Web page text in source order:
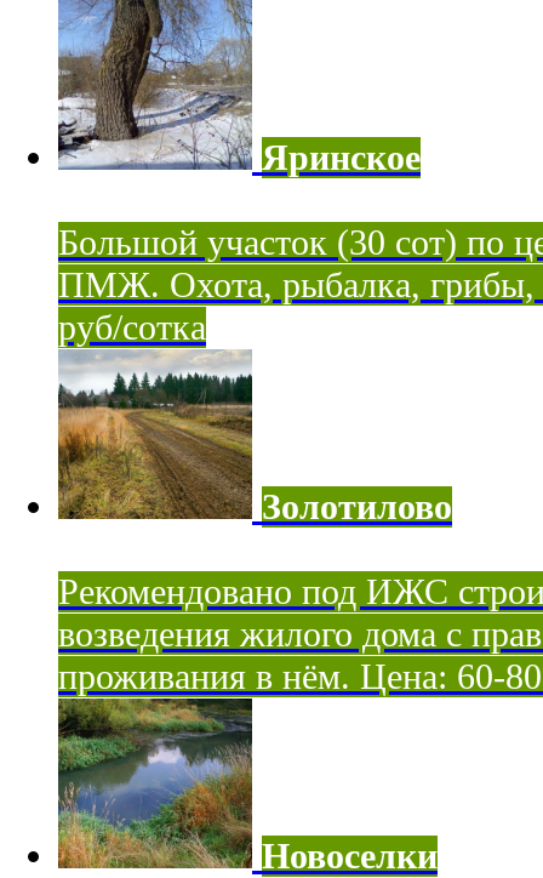
Яринское
Большой участок (30 сот) по
ПМЖ. Охота, рыбалка, грибы,
руб/сотка
Золотилово
Рекомендовано под ИЖС
возведения жилого дома с
проживания в нём. Цена: 60-80
Новоселки